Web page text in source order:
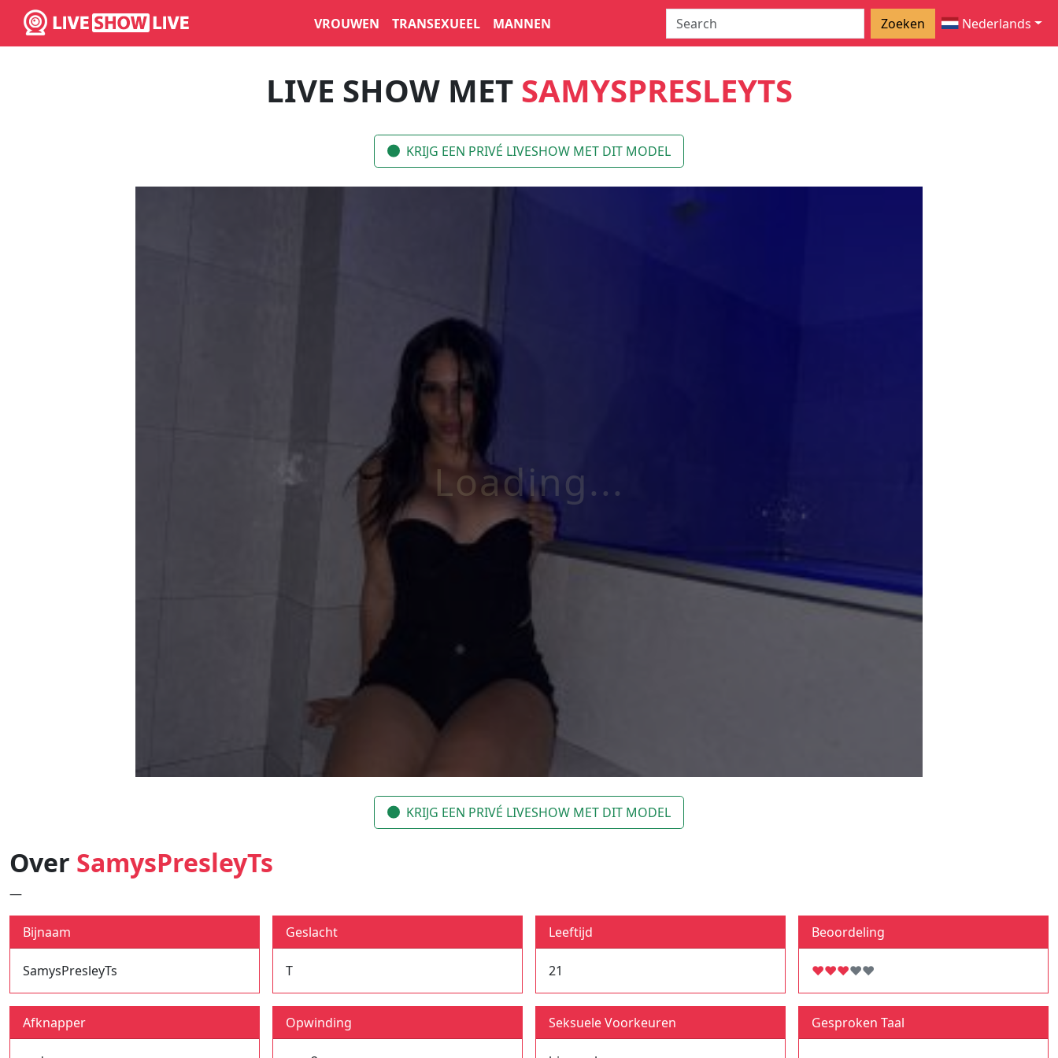
VROUWEN TRANSEXUEEL MANNEN Zoeken Nederlands
LIVE SHOW MET SAMYSPRESLEYTS
KRIJG EEN PRIVÉ LIVESHOW MET DIT MODEL
KRIJG EEN PRIVÉ LIVESHOW MET DIT MODEL
Over SamysPresleyTs
—
Bijnaam
SamysPresleyTs
Geslacht
T
Leeftijd
21
Beoordeling
♥♥♥♥♥
Afknapper Opwinding Seksuele Voorkeuren Gesproken Taal